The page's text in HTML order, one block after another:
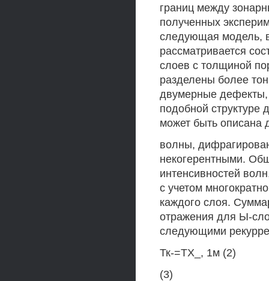
границ между
полученных
следующая модель,
рассматривается
слоев с толщиной
разделены более
двумерные
подобной структуре
может быть описана
волны,
некогерентными.
интенсивностей
с учетом
каждого слоя.
отражения для Ы-
следующими
Тк-=ТХ_, 1м (2)
(3)